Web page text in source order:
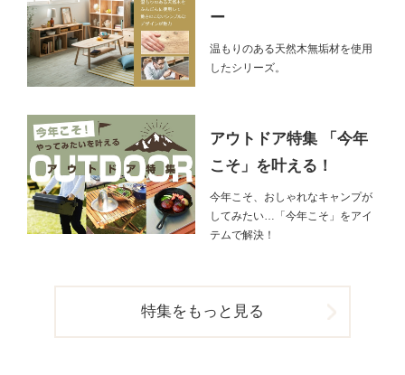
ー
温もりのある天然木無垢材を使用
したシリーズ。
アウトドア特集 「今年
こそ」を叶える！
今年こそ、おしゃれなキャンプが
してみたい…「今年こそ」をアイ
テムで解決！
特集をもっと見る